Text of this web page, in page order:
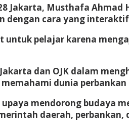
Jakarta, Musthafa
dengan cara yang
pelajar karena
dan OJK dalam
dunia
upaya mendorong
daerah, perbankan,